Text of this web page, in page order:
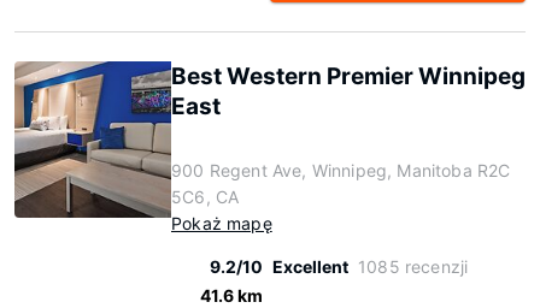
Best Western Premier Winnipeg
East
900 Regent Ave, Winnipeg, Manitoba R2C
5C6, CA
Pokaż mapę
9.2/10 Excellent 1085 recenzji
41.6 km